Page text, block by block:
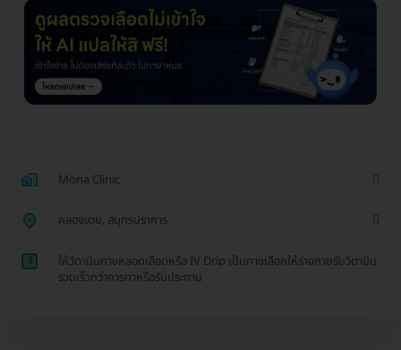
Mona Clinic
คลองเตย, สมุทรปราการ
1
ให้วิตามินทางหลอดเลือดหรือ IV Drip เป็นทางเลือกให้ร่างกายรับวิตามิน
รวดเร็วกว่าการทาหรือรับประทาน